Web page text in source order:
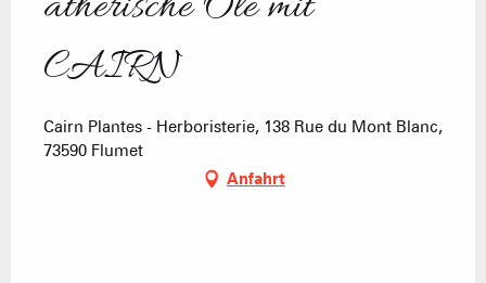
CAIRN
Cairn Plantes - Herboristerie, 138 Rue du Mont Blanc,
73590 Flumet
Anfahrt